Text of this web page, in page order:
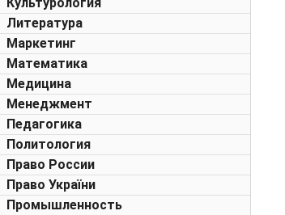
Литература
Маркетинг
Математика
Медицина
Менеджмент
Педагогика
Политология
Право России
Право України
Промышленность